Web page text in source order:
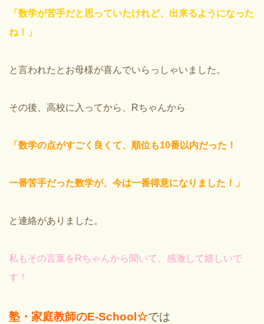
「数学が苦手だと思っていたけれど、出来るようになった
ね！」
と言われたとお母様が喜んでいらっしゃいました。
その後、高校に入ってから、Rちゃんから
「数学の点がすごく良くて、順位も10番以内だった！
一番苦手だった数学が、今は一番得意になりました！」
と連絡がありました。
私もその言葉をRちゃんから聞いて、感激して嬉しいで
す！
塾・家庭教師のE-School☆では